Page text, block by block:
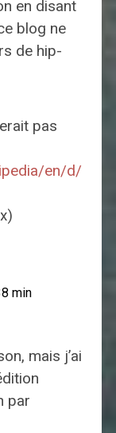
en disant
blog ne
de hip-
pas
en/d/
min
mais j’ai
par